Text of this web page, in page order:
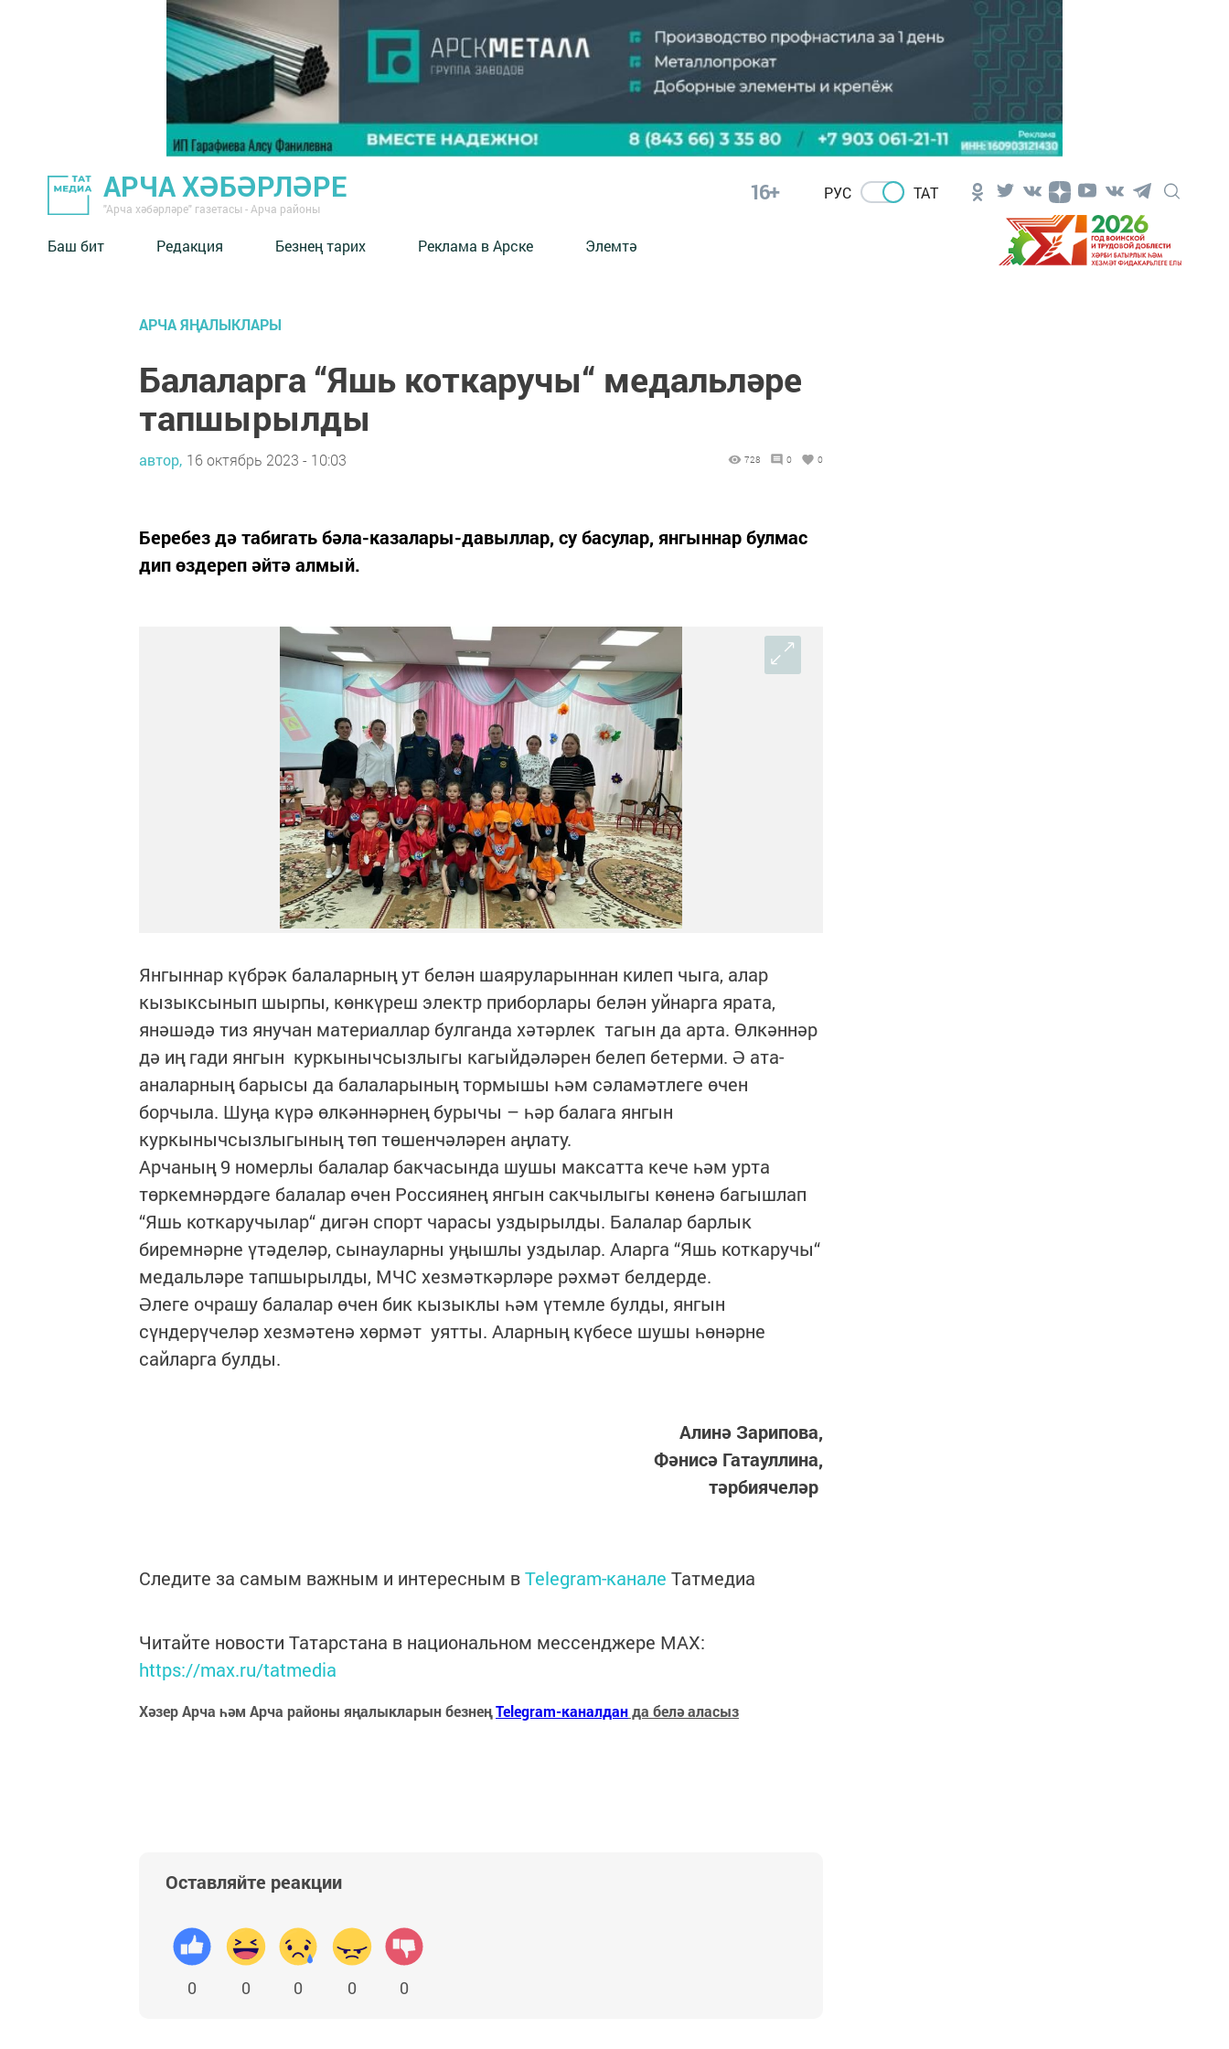
АРЧА ХӘБӘРЛӘРЕ
"Арча хәбәрләре" газетасы - Арча районы
16+ РУС ТАТ
Баш бит Редакция Безнең тарих Реклама в Арске Элемтә
АРЧА ЯҢАЛЫКЛАРЫ
Балаларга “Яшь коткаручы“ медальләре
тапшырылды
автор, 16 октябрь 2023 - 10:03 728 0 0
Беребез дә табигать бәла-казалары-давыллар, су басулар, янгыннар булмас
дип өздереп әйтә алмый.
Янгыннар күбрәк балаларның ут белән шаяруларыннан килеп чыга, алар
кызыксынып шырпы, көнкүреш электр приборлары белән уйнарга ярата,
янәшәдә тиз янучан материаллар булганда хәтәрлек тагын да арта. Өлкәннәр
дә иң гади янгын куркынычсызлыгы кагыйдәләрен белеп бетерми. Ә ата-
аналарның барысы да балаларының тормышы һәм сәламәтлеге өчен
борчыла. Шуңа күрә өлкәннәрнең бурычы – һәр балага янгын
куркынычсызлыгының төп төшенчәләрен аңлату.
Арчаның 9 номерлы балалар бакчасында шушы максатта кече һәм урта
төркемнәрдәге балалар өчен Россиянең янгын сакчылыгы көненә багышлап
“Яшь коткаручылар“ дигән спорт чарасы уздырылды. Балалар барлык
биремнәрне үтәделәр, сынауларны уңышлы уздылар. Аларга “Яшь коткаручы“
медальләре тапшырылды, МЧС хезмәткәрләре рәхмәт белдерде.
Әлеге очрашу балалар өчен бик кызыклы һәм үтемле булды, янгын
сүндерүчеләр хезмәтенә хөрмәт уятты. Аларның күбесе шушы һөнәрне
сайларга булды.
Алинә Зарипова,
Фәнисә Гатауллина,
тәрбиячеләр
Следите за самым важным и интересным вTelegram-канале Татмедиа
Читайте новости Татарстана в национальном мессенджере MАХ:
https://max.ru/tatmedia
Хәзер Арча һәм Арча районы яңалыкларын безнеңTelegram-каналданда белә аласыз
Оставляйте реакции
0 0 0 0 0